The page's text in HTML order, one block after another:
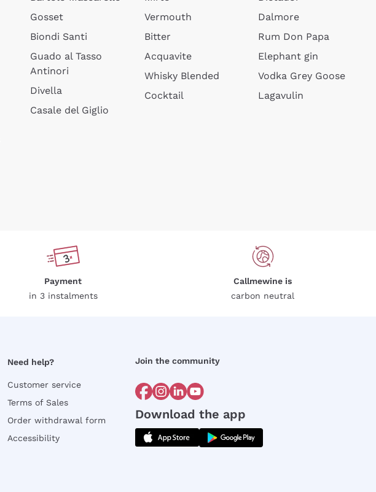
Gosset
Biondi Santi
Guado al Tasso
Antinori
Divella
Casale del Giglio
Vermouth
Bitter
Acquavite
Whisky Blended
Cocktail
Dalmore
Rum Don Papa
Elephant gin
Vodka Grey Goose
Lagavulin
Payment
in 3 instalments
Callmewine is
carbon neutral
Need help?
Customer service
Terms of Sales
Order withdrawal form
Accessibility
Join the community
Download the app